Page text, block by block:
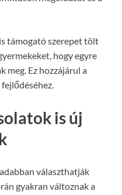
támogató szerepet tölt
hogy egyre
Ez hozzájárul a
is új
választhatják
gyakran változnak a